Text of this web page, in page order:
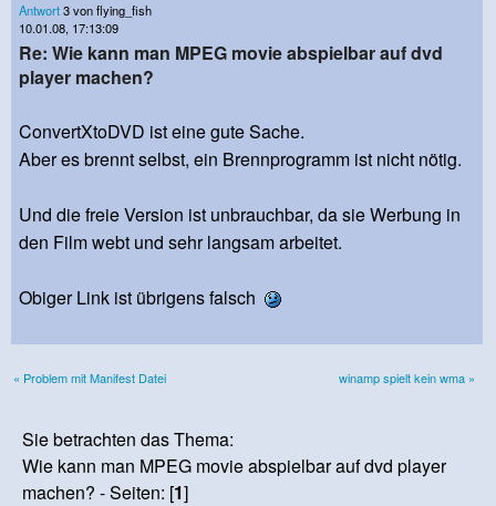
Antwort3 von flying_fish
10.01.08, 17:13:09
Re: Wie kann man MPEG movie abspielbar auf dvd
player machen?
ConvertXtoDVD ist eine gute Sache.
Aber es brennt selbst, ein Brennprogramm ist nicht nötig.
Und die freie Version ist unbrauchbar, da sie Werbung in
den Film webt und sehr langsam arbeitet.
Obiger Link ist übrigens falsch
« Problem mit Manifest Datei winamp spielt kein wma »
Sie betrachten das Thema:
Wie kann man MPEG movie abspielbar auf dvd player
machen? - Seiten: [1]